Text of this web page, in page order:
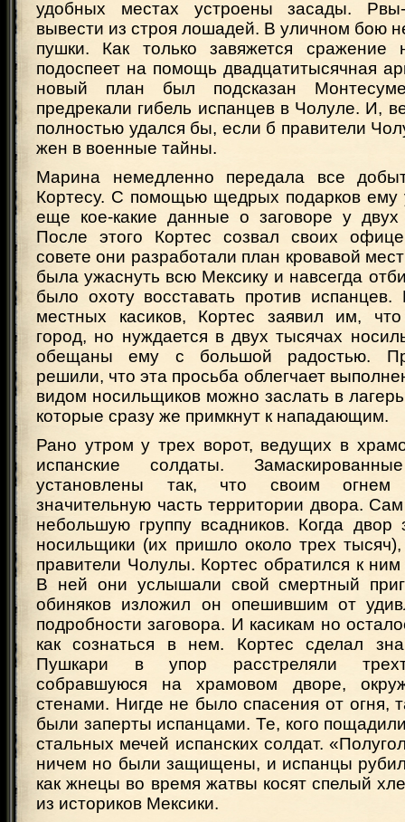
удобных местах устроены засады.
вывести из строя лошадей. В уличном бою
пушки. Как только завяжется сражение
подоспеет на помощь двадцатитысячная
новый план был подсказан
предрекали гибель испанцев в Чолуле. И,
полностью удался бы, если б правители
жен в военные тайны.
Марина немедленно передала все
Кортесу. С помощью щедрых подарков ему
еще кое-какие данные о заговоре у
После этого Кортес созвал своих
совете они разработали план кровавой
была ужаснуть всю Мексику и навсегда
было охоту восставать против испанцев.
местных касиков, Кортес заявил им, что
город, но нуждается в двух тысячах
обещаны ему с большой радостью.
решили, что эта просьба облегчает
видом носильщиков можно заслать в
которые сразу же примкнут к нападающим.
Рано утром у трех ворот, ведущих в
испанские солдаты.
установлены так, что своим огнем
значительную часть территории двора.
небольшую группу всадников. Когда двор
носильщики (их пришло около трех
правители Чолулы. Кортес обратился к ним
В ней они услышали свой смертный
обиняков изложил он опешившим от
подробности заговора. И касикам но
как сознаться в нем. Кортес сделал
Пушкари в упор расстреляли
собравшуюся на храмовом дворе,
стенами. Нигде не было спасения от огня,
были заперты испанцами. Те, кого
стальных мечей испанских солдат.
ничем но были защищены, и испанцы
как жнецы во время жатвы косят спелый
из историков Мексики.